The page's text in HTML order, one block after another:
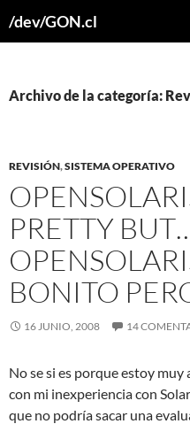
/dev/GON.cl
Archivo de la categoría:
REVISIÓN,SISTEMA OPERATIVO
PRETTY
BONITO
16 JUNIO, 2008 14
No se si es porque estoy
con mi inexperiencia con
que no podría sacar una